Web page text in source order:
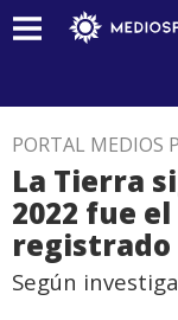
PORTAL MEDIOS
La Tierra
2022 fue
registrado
Según